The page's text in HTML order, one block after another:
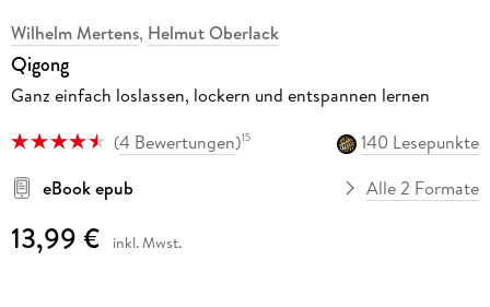
Wilhelm Mertens, Helmut Oberlack
Qigong
Ganz einfach loslassen, lockern und entspannen lernen
(4 Bewertungen)15
140 Lesepunkte
eBook epub
Alle 2 Formate
13,99 € inkl. Mwst.